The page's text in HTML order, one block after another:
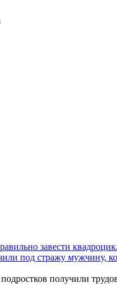
завести
под стражу мужчину,
получили